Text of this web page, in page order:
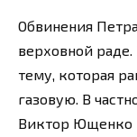
Обвинения
верховной раде.
тему, которая
газовую. В
Виктор Ющенко